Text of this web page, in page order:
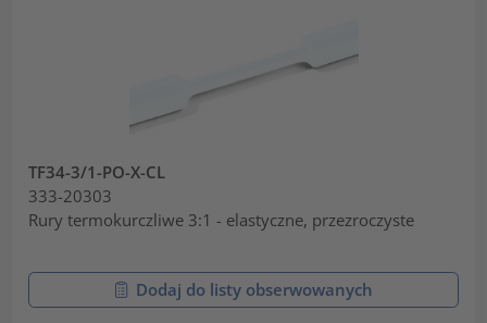
TF34-3/1-PO-X-CL
333-20303
Rury termokurczliwe 3:1 - elastyczne, przezroczyste
Dodaj do listy obserwowanych